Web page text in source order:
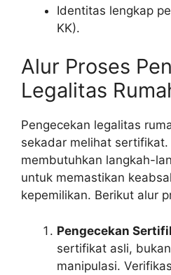
Identitas lengkap
KK).
Alur Proses
Legalitas
Pengecekan legalitas
sekadar melihat sertifikat.
membutuhkan langkah-
untuk memastikan
kepemilikan. Berikut alur
Pengecekan
sertifikat asli,
manipulasi.